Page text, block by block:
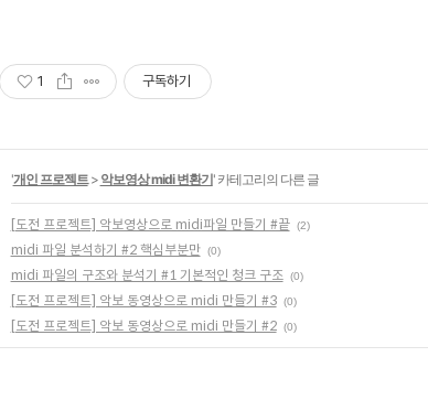
1 구독하기
'개인 프로젝트> 악보영상 midi 변환기' 카테고리의 다른 글
[도전 프로젝트] 악보영상으로 midi파일 만들기 #끝 (2)
midi 파일 분석하기 #2 핵심부분만 (0)
midi 파일의 구조와 분석기 #1 기본적인 청크 구조 (0)
[도전 프로젝트] 악보 동영상으로 midi 만들기 #3 (0)
[도전 프로젝트] 악보 동영상으로 midi 만들기 #2 (0)